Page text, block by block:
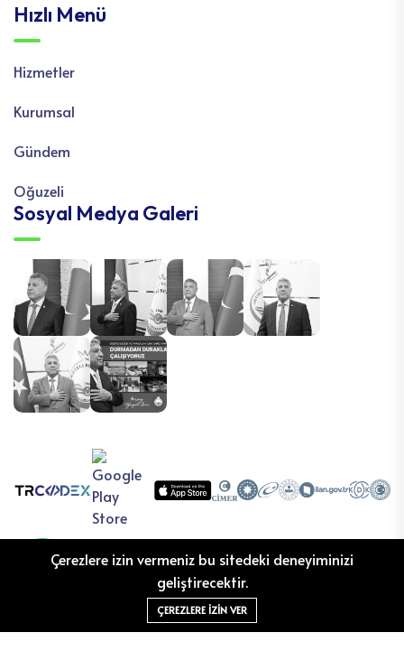
Hızlı Menü
Hizmetler
Kurumsal
Gündem
Oğuzeli
Sosyal Medya Galeri
Çerezlere izin vermeniz bu sitedeki deneyiminizi
geliştirecektir.
ÇEREZLERE IZIN VER